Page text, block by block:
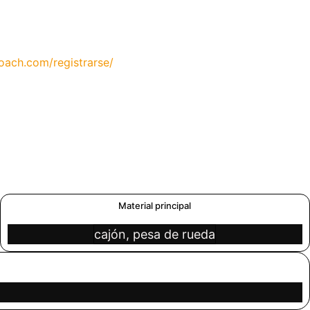
registrarse/
Material principal
cajón, pesa de rueda